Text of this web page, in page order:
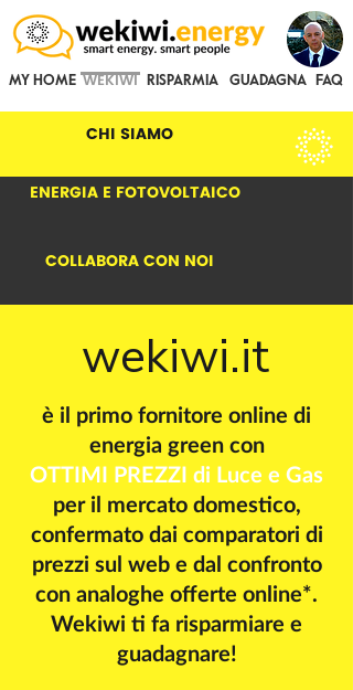
MY HOME WEKIWI RISPARMIA GUADAGNA FAQ
CHI SIAMO
ENERGIA E FOTOVOLTAICO
COLLABORA CON NOI
wekiwi.it
è il primo fornitore online di
energia green con
OTTIMI PREZZI di Luce e Gas
per il mercato domestico,
confermato dai comparatori di
prezzi sul web e dal confronto
con analoghe offerte online*.
Wekiwi ti fa risparmiare e
guadagnare!